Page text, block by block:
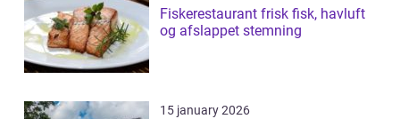
Fiskerestaurant frisk fisk, havluft
og afslappet stemning
15 january 2026